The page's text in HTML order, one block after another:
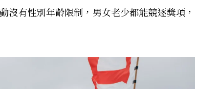
沒有性別年齡限制，男女老少都能競逐獎項，